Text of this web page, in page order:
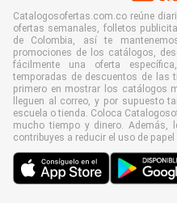
Catalogosofertas.com.co reúne
ofertas semanales, folletos
de Colombia, así te
promociones de los catálogos,
fácilmente una oferta
temporadas de descuentos de las
primero en mostrar los catálogos
lleguen al correo, y por supuesto
escuela o tienda. Coloca
mucho tiempo y dinero. Además,
contribuyes a reducir el uso de